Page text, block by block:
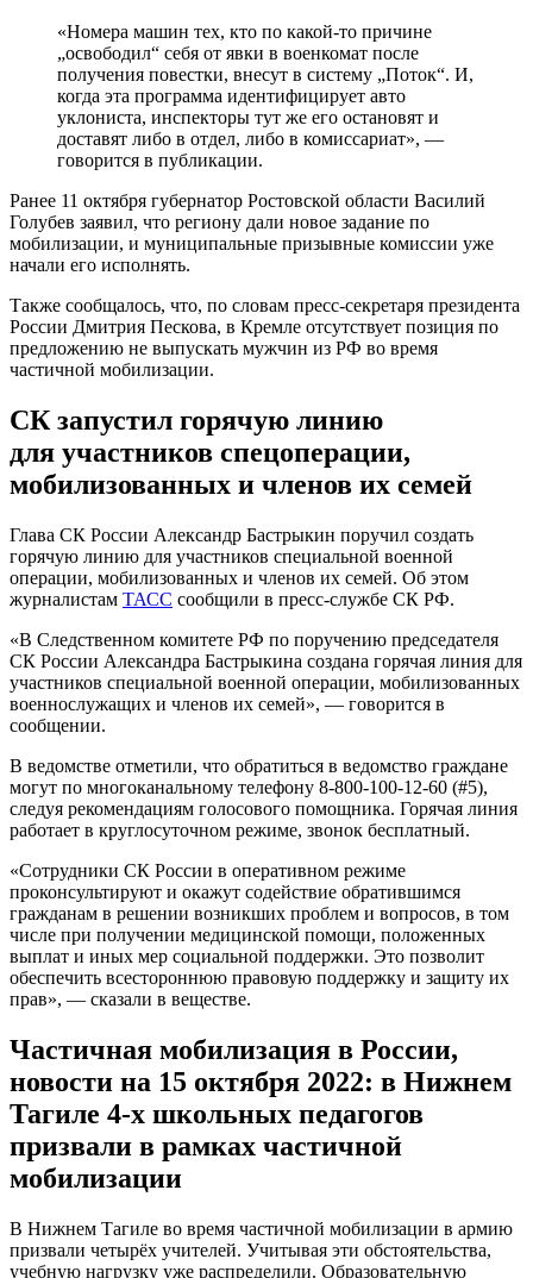
Нижнего Тагила и № 12 деревни Усть-Утка.
В администрации Нижнего Тагила уверяют, что педагогов
есть, кем заменить.
В школе № 44 в армию призвали 33-летнего учителя
информатики, он также преподавал химию в деревне Усть-
школе № 71 мобилизовали учителя ОБЖ 33-х лет.
Россиянам разъяснили правила
мобилизации
Отсрочку в рамках частичной мобилизации могут
исключительных случаях на срок до одного года с
возможностью продления, указывается в публикации
Telegram-канала портала «Объясняем.рф».
«Отсрочка предоставляется на срок до 12 месяцев
в том же порядке», — говорится в материале.
Также уточняется, что соответствующие меры могут быть
приняты в отношении руководителей и специалистов органов
организаций, которые выполняют самые значимые в военное
время функции.
«Решение о предоставлении персональных
отсрочек гражданам принимается
на основании предложений: федеральных органов
исполнительной власти — в части работников
своих центральных аппаратов и территориальных
органов, а также работников подведомственных
части работников органов исполнительной власти
субъектов России и подведомственных им
организаций, а также органов местного
самоуправления», — пояснили авторы.
Межведомственная комиссия должна направить необходимые
постановления и решения в органы, представляющие
отправили их организациям для оформления удостоверений о
Куда обращаться, если вы считаете,
что вас мобилизовали по ошибке
проведении частичной мобилизации, разворачивают во всех
регионах страны. Организацией их работы занимается
Общероссийский народный фронт.